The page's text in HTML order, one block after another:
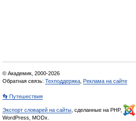
© Академик, 2000-2026
Обратная связь: Техподдержка Реклама на сайте
👣 Путешествия
Экспорт словарей на сайты , сделанные на PHP,
WordPress, MODx.